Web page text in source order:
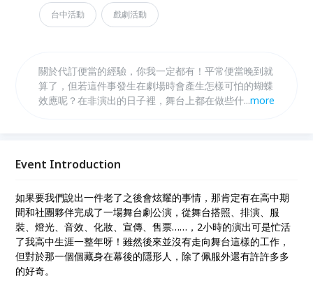
台中活動 戲劇活動
關於代訂便當的經驗，你我一定都有！平常便當晚到就
算了，但若這件事發生在劇場時會產生怎樣可怕的蝴蝶
效應呢？在非演出的日子裡，舞台上都在做些什麼？從
憂憂來和我們分享歌劇院工作的點點滴滴……
...more
Event Introduction
如果要我們說出一件老了之後會炫耀的事情，那肯定有在高中期
間和社團夥伴完成了一場舞台劇公演，從舞台搭照、排演、服
裝、燈光、音效、化妝、宣傳、售票……，2小時的演出可是忙活
了我高中生涯一整年呀！雖然後來並沒有走向舞台這樣的工作，
但對於那一個個藏身在幕後的隱形人，除了佩服外還有許許多多
的好奇。